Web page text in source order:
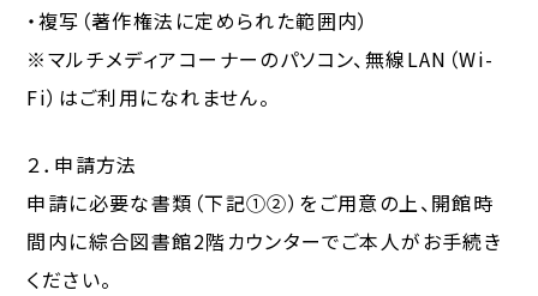
・複写（著作権法に定められた範囲内）
※マルチメディアコーナーのパソコン、無線LAN（Wi-
Fi）はご利用になれません。
２．申請方法
申請に必要な書類（下記①②）をご用意の上、開館時
間内に綜合図書館2階カウンターでご本人がお手続き
ください。